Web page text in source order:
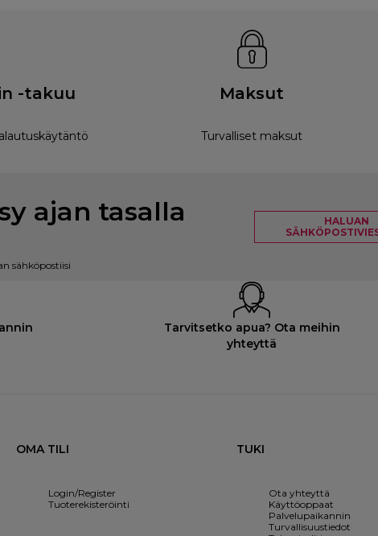
-takuu Maksut
Turvalliset maksut
ajan tasalla
sähköpostiisi
HALUAN
Tarvitsetko apua? Ota meihin
yhteyttä
OMA TILI
Login/Register
Tuoterekisteröinti
TUKI
Ota yhteyttä
Käyttöoppaat
Palvelupaikannin
Turvallisuustiedot